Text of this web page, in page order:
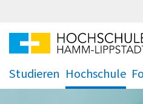
Studieren
.
Hochschule
. .